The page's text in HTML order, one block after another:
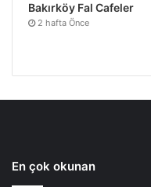
Bakırköy Fal Cafeler
2 hafta Önce
En çok okunan